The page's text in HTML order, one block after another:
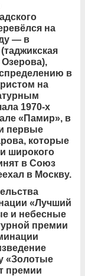
на
— в
в
на
1970-х
«Памир», в
первые
которые
широкого
в Союз
в Москву.
«Лучший
и небесные
премии
«Золотые
премии